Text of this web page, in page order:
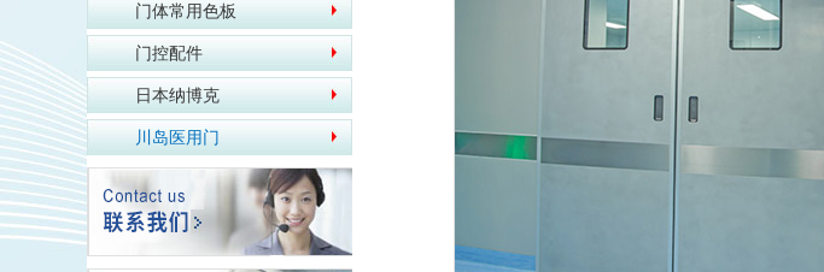
门体常用色板
门控配件
日本纳博克
川岛医用门